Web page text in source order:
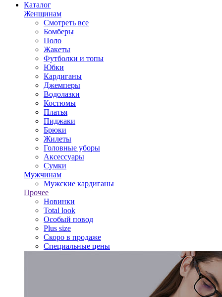
Каталог
Женщинам
Смотреть все
Бомберы
Поло
Жакеты
Футболки и топы
Юбки
Кардиганы
Джемперы
Водолазки
Костюмы
Платья
Пиджаки
Брюки
Жилеты
Головные уборы
Аксессуары
Сумки
Мужчинам
Мужские кардиганы
Прочее
Новинки
Total look
Особый повод
Plus size
Скоро в продаже
Специальные цены